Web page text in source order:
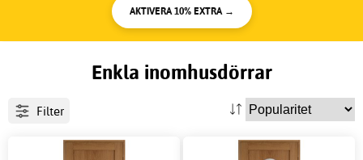
AKTIVERA 10% EXTRA →
Enkla inomhusdörrar
Filter